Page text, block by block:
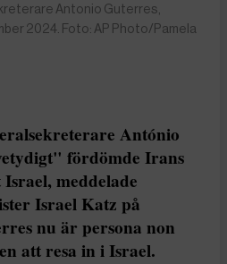
Antonio Guterres,
2024. Foto: AP Photo/Pamela
António
fördömde Irans
meddelade
Israel Katz på
nu är persona non
att resa in i Israel.